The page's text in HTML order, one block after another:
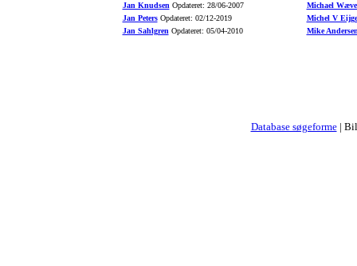
Jan Knudsen Opdateret: 28/06-2007
Jan PetersOpdateret: 02/12-2019
Jan Sahlgren Opdateret: 05/04-2010
Michael
Michel V
Mike
Database søgeforme|